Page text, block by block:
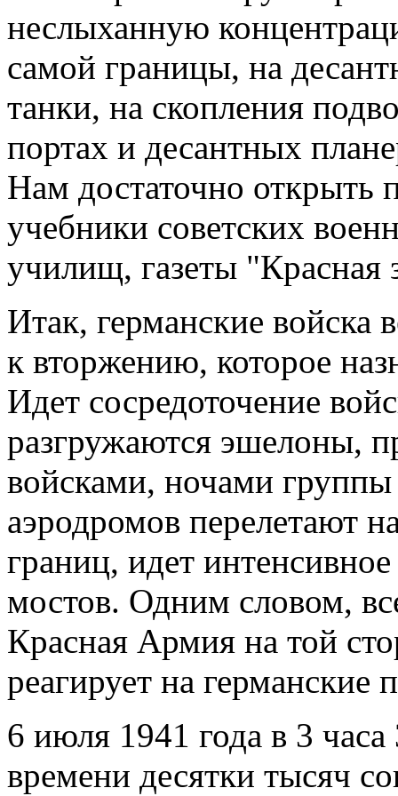
неслыханную
самой границы, на
танки, на скопления
портах и десантных
Нам достаточно открыть
учебники советских
училищ, газеты "Красная
Итак, германские войска
к вторжению, которое
Идет сосредоточение
разгружаются эшелоны,
войсками, ночами группы
аэродромов перелетают
границ, идет
мостов. Одним словом,
Красная Армия на той
реагирует на германские
6 июля 1941 года в 3
времени десятки тысяч